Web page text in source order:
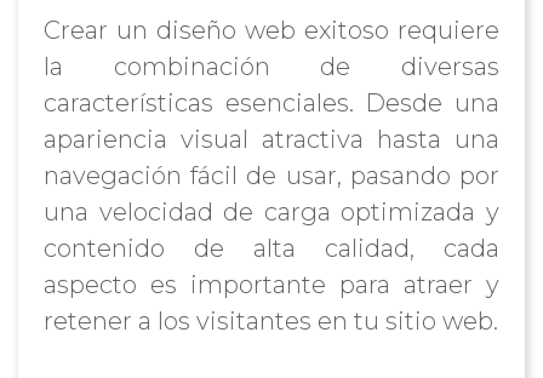
Crear un diseño web exitoso requiere
la combinación de diversas
características esenciales. Desde una
apariencia visual atractiva hasta una
navegación fácil de usar, pasando por
una velocidad de carga optimizada y
contenido de alta calidad, cada
aspecto es importante para atraer y
retener a los visitantes en tu sitio web.